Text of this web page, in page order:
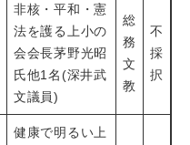
非核・平和・憲
法を護る上小の
会会長茅野光昭
氏他1名(深井武
文議員)
総
務
文
教
不
採
択
健康で明るい上